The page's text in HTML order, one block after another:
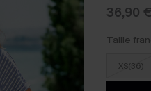
36,90
Taille
XS(36)